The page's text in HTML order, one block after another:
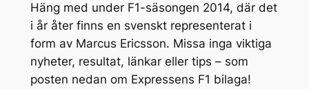
Häng med under F1-säsongen 2014, där det
i år åter finns en svenskt representerat i
form av Marcus Ericsson. Missa inga viktiga
nyheter, resultat, länkar eller tips – som
posten nedan om Expressens F1 bilaga!